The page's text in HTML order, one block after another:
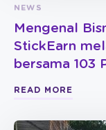
NEWS
Mengenal
StickEarn
bersama 103
READ MORE